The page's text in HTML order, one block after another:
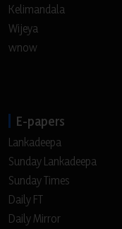
Kelimandala
Wijeya
wnow
E-papers
Lankadeepa
Sunday Lankadeepa
Sunday Times
Daily FT
Daily Mirror